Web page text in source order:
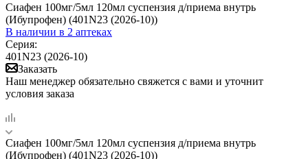
Сиафен 100мг/5мл 120мл суспензия д/приема внутрь
(Ибупрофен) (401N23 (2026-10))
В наличии в 2 аптеках
Серия:
401N23 (2026-10)
Заказать
Наш менеджер обязательно свяжется с вами и уточнит
условия заказа
Сиафен 100мг/5мл 120мл суспензия д/приема внутрь
(Ибупрофен) (401N23 (2026-10))